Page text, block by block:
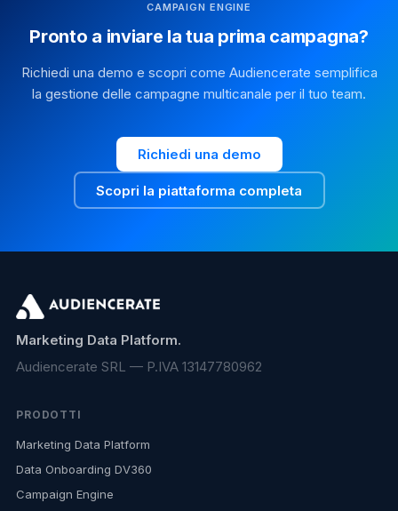
CAMPAIGN ENGINE
Pronto a inviare la tua prima campagna?
Richiedi una demo e scopri come Audiencerate semplifica
la gestione delle campagne multicanale per il tuo team.
Richiedi una demo
Scopri la piattaforma completa
Marketing Data Platform.
Audiencerate SRL — P.IVA 13147780962
PRODOTTI
Marketing Data Platform
Data Onboarding DV360
Campaign Engine